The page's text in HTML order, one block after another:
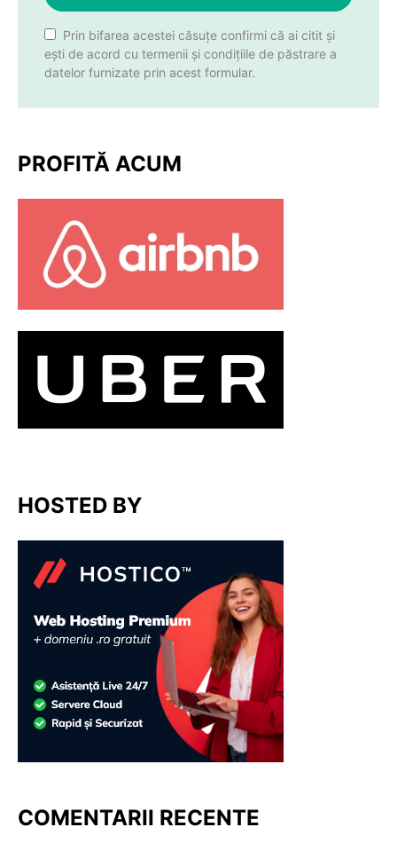
Prin bifarea acestei căsuțe confirmi că ai citit și
ești de acord cu termenii și condițiile de păstrare a
datelor furnizate prin acest formular.
PROFITĂ ACUM
HOSTED BY
COMENTARII RECENTE